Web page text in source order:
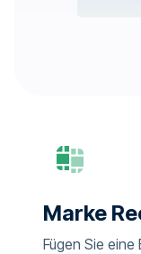
Marke
Fügen Sie eine